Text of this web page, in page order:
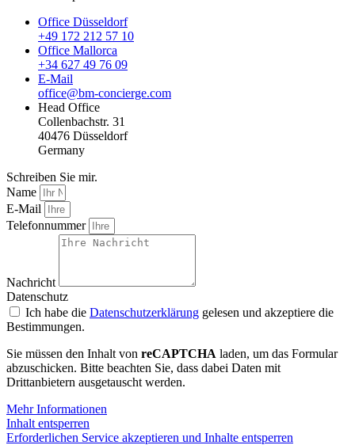
Office Düsseldorf
+49 172 212 57 10
Office Mallorca
+34 627 49 76 09
E-Mail
office@bm-concierge.com
Head Office
Collenbachstr. 31
40476 Düsseldorf
Germany
Schreiben Sie mir.
Name
E-Mail
Telefonnummer
Nachricht
Datenschutz
Ich habe die Datenschutzerklärung gelesen und akzeptiere die
Bestimmungen.
Sie müssen den Inhalt von reCAPTCHA laden, um das Formular
abzuschicken. Bitte beachten Sie, dass dabei Daten mit
Drittanbietern ausgetauscht werden.
Mehr Informationen
Inhalt entsperren
Erforderlichen Service akzeptieren und Inhalte entsperren